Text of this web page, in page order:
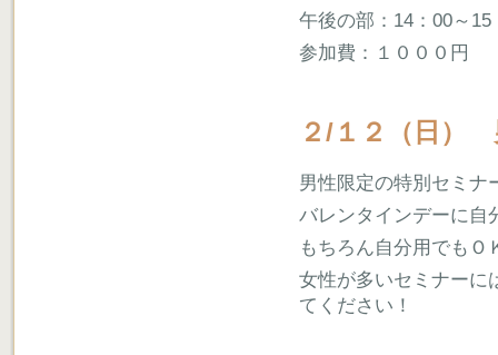
午後の部：14：00～15
参加費：１０００円
２/１２（日）
男性限定の特別セミナ
バレンタインデーに自
もちろん自分用でも
女性が多いセミナーに
てください！